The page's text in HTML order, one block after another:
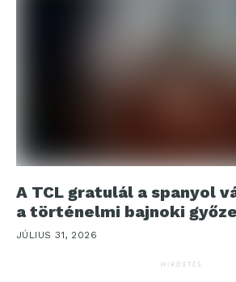
A TCL gratulál a spanyol
a történelmi bajnoki
JÚLIUS 31, 2026
HIRDETÉS